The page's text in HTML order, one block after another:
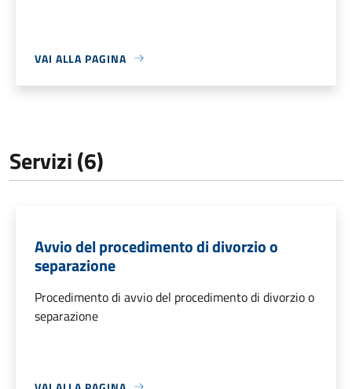
VAI ALLA PAGINA
Servizi (6)
Avvio del procedimento di divorzio o
separazione
Procedimento di avvio del procedimento di divorzio o
separazione